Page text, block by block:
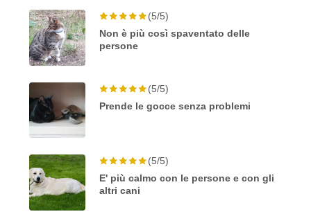
(5/5)
Non è più così spaventato delle
persone
(5/5)
Prende le gocce senza problemi
(5/5)
E' più calmo con le persone e con gli
altri cani